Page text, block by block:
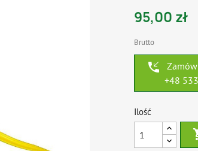
95,00 zł
Brutto
phone_callback
+48
Ilość